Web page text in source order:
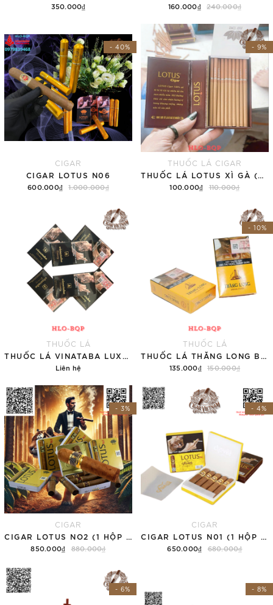
350.000₫ 160.000₫ 240.000₫
Thêm vào giỏ hàng
- 40%
CIGAR
CIGAR LOTUS N06
600.000₫ 1.000.000₫
Thêm vào giỏ hàng
- 9%
THUỐC LÁ CIGAR
100.000₫ 110.000₫
Thêm vào giỏ hàng
THUỐC LÁ
Liên hệ
Chi tiết
- 10%
THUỐC LÁ
135.000₫ 150.000₫
Thêm vào giỏ hàng
- 3%
CIGAR
850.000₫ 880.000₫
Thêm vào giỏ hàng
- 4%
CIGAR
650.000₫ 680.000₫
- 6% - 8%